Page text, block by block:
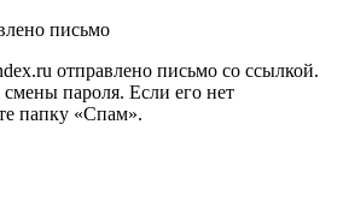
письмо
отправлено письмо со ссылкой.
пароля. Если его нет
папку «Спам».